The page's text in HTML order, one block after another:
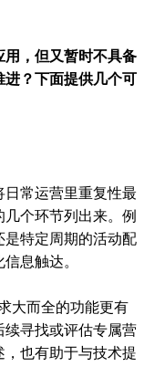
用，但又暂时不具备
进？下面提供几个可
日常运营里重复性最
个环节列出来。例
是特定周期的活动配
息触达。
大而全的功能更有
续寻找或评估专属营
也有助于与技术提